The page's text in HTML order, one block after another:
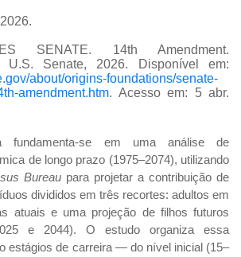
SENATE. 14th Amendment.
U.S. Senate, 2026.
Disponível em:
about/origins-foundations/senate-
amendment.htm. Acesso em: 5 abr.
fundamenta-se em uma análise de
de longo prazo (1975–2074), utilizando
Bureau para projetar a contribuição de
divididos em três recortes: adultos em
atuais e uma projeção de filhos futuros
e 2044). O estudo organiza essa
estágios de carreira — do nível inicial (15–